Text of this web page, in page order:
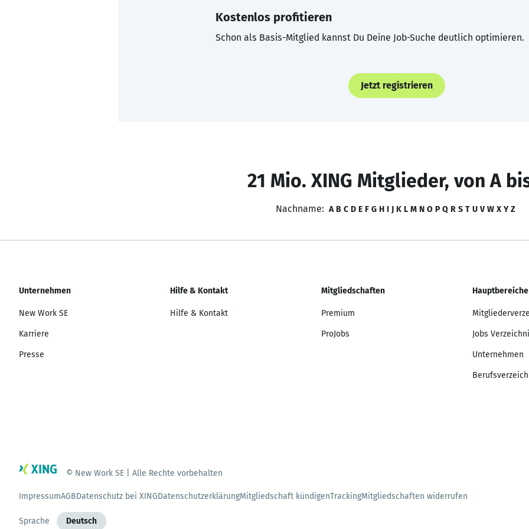
Kostenlos profitieren
Schon als Basis-Mitglied kannst Du Deine Job-Suche deutlich optimieren.
Jetzt registrieren
21 Mio. XING Mitglieder, von A
Nachname: A B C D E F G H I J K L M N O P Q R S T U V W X Y Z
Unternehmen
New Work SE
Karriere
Presse
Hilfe & Kontakt
Hilfe & Kontakt
Mitgliedschaften
Premium
ProJobs
Hauptbereiche
Jobs
Unternehmen
© New Work SE | Alle Rechte vorbehalten
ImpressumAGBDatenschutz bei XINGDatenschutzerklärungMitgliedschaft kündigenTrackingMitgliedschaften widerrufen
Sprache Deutsch